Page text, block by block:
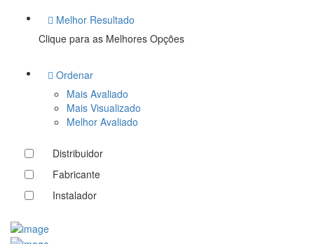
Melhor Resultado
Clique para as Melhores Opções
Ordenar
Mais Avaliado
Mais Visualizado
Melhor Avaliado
Distribuidor
Fabricante
Instalador